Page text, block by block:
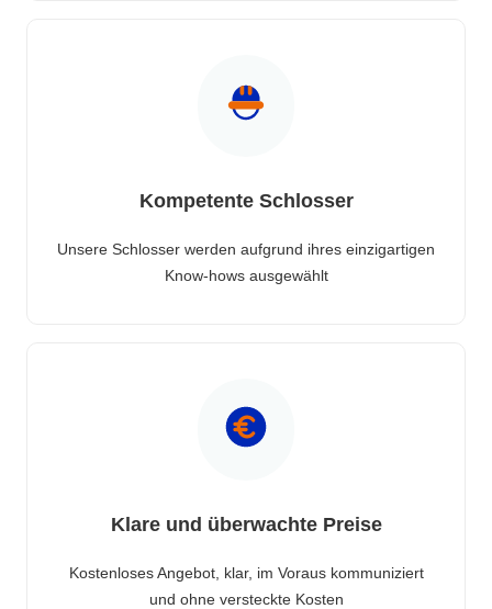
Kompetente Schlosser
Unsere Schlosser werden aufgrund ihres einzigartigen
Know-hows ausgewählt
Klare und überwachte Preise
Kostenloses Angebot, klar, im Voraus kommuniziert
und ohne versteckte Kosten